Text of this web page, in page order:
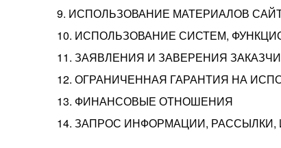
9. ИСПОЛЬЗОВАНИЕ МАТЕРИАЛОВ
10. ИСПОЛЬЗОВАНИЕ СИСТЕМ,
11. ЗАЯВЛЕНИЯ И ЗАВЕРЕНИЯ
12. ОГРАНИЧЕННАЯ ГАРАНТИЯ НА
13. ФИНАНСОВЫЕ ОТНОШЕНИЯ
14. ЗАПРОС ИНФОРМАЦИИ,